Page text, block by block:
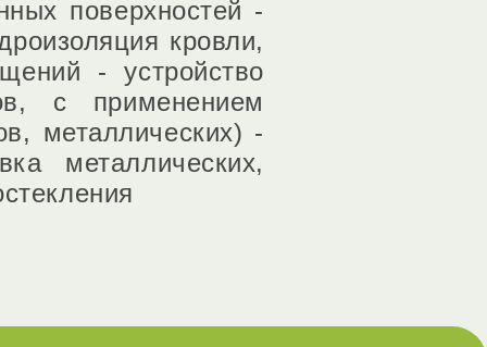
поверхностей -
кровли,
- устройство
с применением
металлических) -
металлических,